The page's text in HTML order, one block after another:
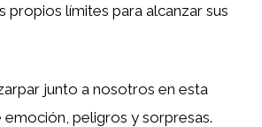
propios límites para alcanzar sus
junto a nosotros en esta
emoción, peligros y sorpresas.